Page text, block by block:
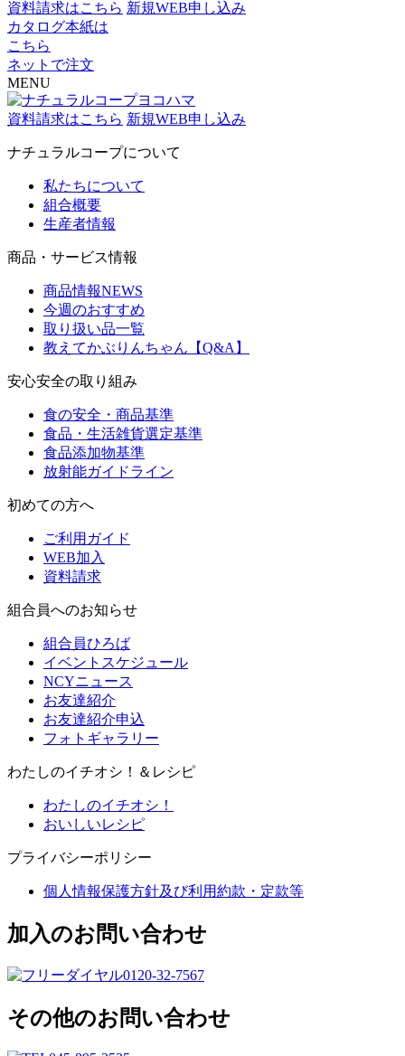
資料請求はこちら 新規WEB申し込み
カタログ本紙は
こちら
ネットで注文
MENU
資料請求はこちら 新規WEB申し込み
ナチュラルコープについて
私たちについて
組合概要
生産者情報
商品・サービス情報
商品情報NEWS
今週のおすすめ
取り扱い品一覧
教えてかぶりんちゃん【Q&A】
安心安全の取り組み
食の安全・商品基準
食品・生活雑貨選定基準
食品添加物基準
放射能ガイドライン
初めての方へ
ご利用ガイド
WEB加入
資料請求
組合員へのお知らせ
組合員ひろば
イベントスケジュール
NCYニュース
お友達紹介
お友達紹介申込
フォトギャラリー
わたしのイチオシ！＆レシピ
わたしのイチオシ！
おいしいレシピ
プライバシーポリシー
個人情報保護方針及び利用約款・定款等
加入のお問い合わせ
0120-32-7567
その他のお問い合わせ